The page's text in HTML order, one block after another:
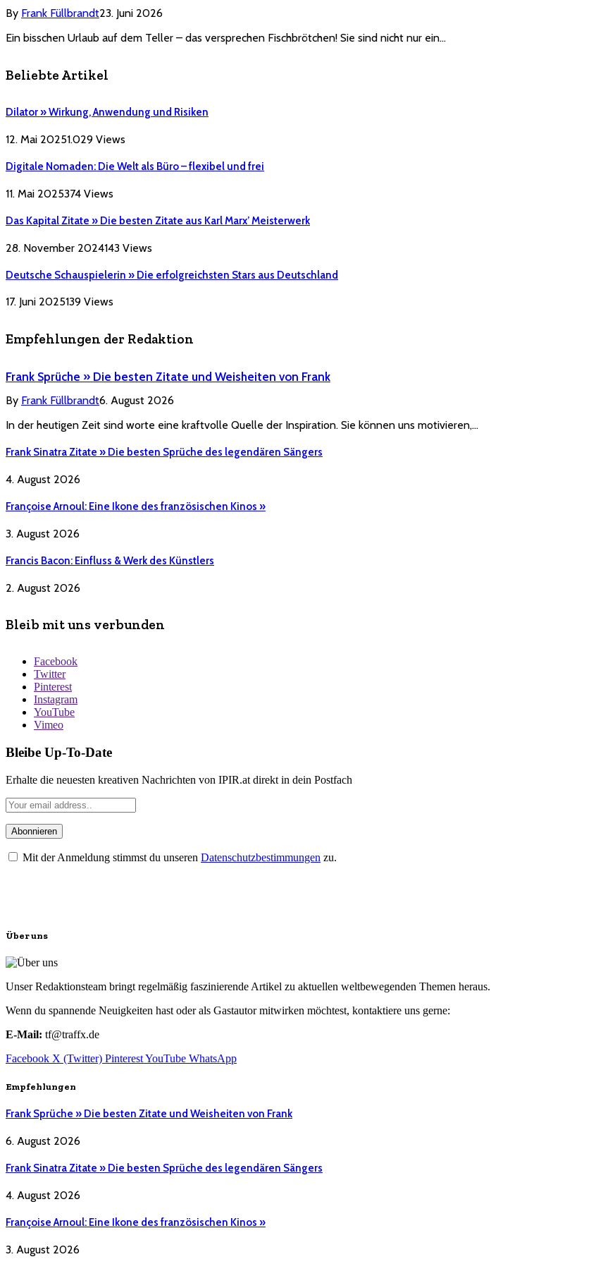
By Frank Füllbrandt23. Juni 2026
Ein bisschen Urlaub auf dem Teller – das versprechen Fischbrötchen! Sie sind nicht nur ein…
Beliebte Artikel
Dilator » Wirkung, Anwendung und Risiken
12. Mai 20251.029 Views
Digitale Nomaden: Die Welt als Büro – flexibel und frei
11. Mai 2025374 Views
Das Kapital Zitate » Die besten Zitate aus Karl Marx’ Meisterwerk
28. November 2024143 Views
Deutsche Schauspielerin » Die erfolgreichsten Stars aus Deutschland
17. Juni 2025139 Views
Empfehlungen der Redaktion
Frank Sprüche » Die besten Zitate und Weisheiten von Frank
By Frank Füllbrandt6. August 2026
In der heutigen Zeit sind worte eine kraftvolle Quelle der Inspiration. Sie können uns motivieren,…
Frank Sinatra Zitate » Die besten Sprüche des legendären Sängers
4. August 2026
Françoise Arnoul: Eine Ikone des französischen Kinos »
3. August 2026
Francis Bacon: Einfluss & Werk des Künstlers
2. August 2026
Bleib mit uns verbunden
Facebook
Twitter
Pinterest
Instagram
YouTube
Vimeo
Bleibe Up-To-Date
Erhalte die neuesten kreativen Nachrichten von IPIR.at direkt in dein Postfach
Mit der Anmeldung stimmst du unseren Datenschutzbestimmungen zu.
Über uns
Unser Redaktionsteam bringt regelmäßig faszinierende Artikel zu aktuellen weltbewegenden Themen heraus.
Wenn du spannende Neuigkeiten hast oder als Gastautor mitwirken möchtest, kontaktiere uns gerne:
E-Mail: tf@traffx.de
Facebook X (Twitter) PinterestYouTube WhatsApp
Empfehlungen
Frank Sprüche » Die besten Zitate und Weisheiten von Frank
6. August 2026
Frank Sinatra Zitate » Die besten Sprüche des legendären Sängers
4. August 2026
Françoise Arnoul: Eine Ikone des französischen Kinos »
3. August 2026